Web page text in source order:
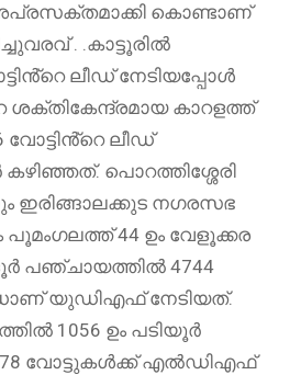
കൊണ്ടാണ്
. .കാട്ടൂരിൽ
ലീഡ് നേടിയപ്പോൾ
കാറളത്ത്
ലീഡ്
പൊറത്തിശ്ശേരി
ഇരിങ്ങാലക്കുട നഗരസഭ
പൂമംഗലത്ത് 44 ഉം വേളൂക്കര
പഞ്ചായത്തിൽ 4744
യുഡിഎഫ് നേടിയത്.
1056 ഉം പടിയൂർ
വോട്ടുകൾക്ക് എൽഡിഎഫ്